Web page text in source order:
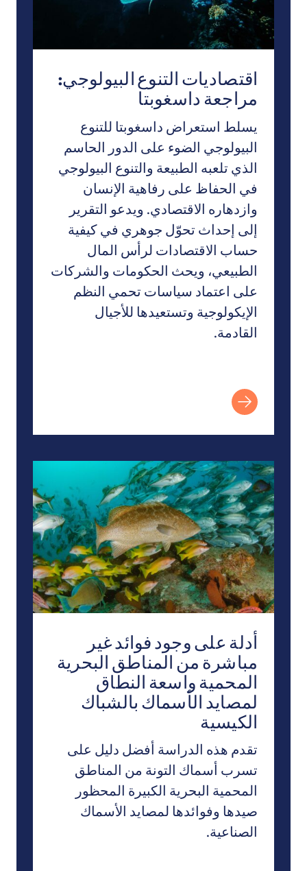
اقتصاديات التنوع البيولوجي:
مراجعة داسغوبتا
يسلط استعراض داسغوبتا للتنوع
البيولوجي الضوء على الدور الحاسم
الذي تلعبه الطبيعة والتنوع البيولوجي
في الحفاظ على رفاهية الإنسان
وازدهاره الاقتصادي. ويدعو التقرير
إلى إحداث تحوّل جوهري في كيفية
حساب الاقتصادات لرأس المال
الطبيعي، ويحث الحكومات والشركات
على اعتماد سياسات تحمي النظم
الإيكولوجية وتستعيدها للأجيال
القادمة.
أدلة على وجود فوائد غير مباشرة من المناطق البحرية
أدلة على وجود فوائد غير
مباشرة من المناطق البحرية
المحمية واسعة النطاق
لمصايد الأسماك بالشباك
الكيسية
تقدم هذه الدراسة أفضل دليل على
تسرب أسماك التونة من المناطق
المحمية البحرية الكبيرة المحظور
صيدها وفوائدها لمصايد الأسماك
الصناعية.